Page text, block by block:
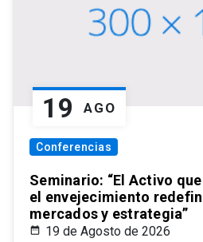
19 AGO
Conferencias
Seminario: “El Activo
el envejecimiento
mercados y estrategia”
19 de Agosto de 2026